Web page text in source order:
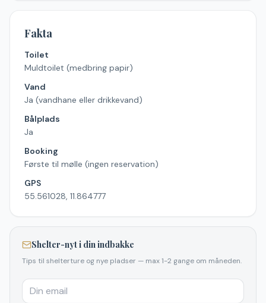
Fakta
Toilet
Muldtoilet (medbring papir)
Vand
Ja (vandhane eller drikkevand)
Bålplads
Ja
Booking
Første til mølle (ingen reservation)
GPS
55.561028, 11.864777
Shelter-nyt i din indbakke
Tips til shelterture og nye pladser — max 1-2 gange om måneden.